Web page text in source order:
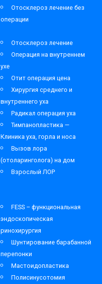
Отосклероз лечение без
операции
Отосклероз лечение
Операция на внутреннем
ухе
Отит операция цена
Хирургия среднего и
внутреннего уха
Радикал операция уха
Тимпанопластика —
Клиника уха, горла и носа
Вызов лора
(отоларинголога) на дом
Взрослый ЛОР
FESS – функциональная
эндоскопическая
ринохирургия
Шунтирование барабанной
перепонки
Мастоидопластика
Полисинусотомия